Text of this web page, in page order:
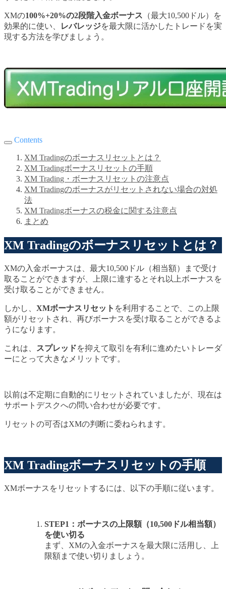
XMの100%+20%の2段階入金ボーナス （最大10,500ドル）を
効果的に使い、
レバレッジを最大限に活かしたトレードを実
現する方法を学びましょう。
Contents
XM Tradingのボーナスリセットとは？
XM Tradingボーナスリセットの手順
XM Trading・ボーナスリセットの注意点
XM Tradingのボーナスがリセットされない場合の対処
法
XM Tradingボーナスの税金に関する注意点
まとめ
XM Tradingのボーナスリセットとは？
XMの入金ボーナスは、最大10,500ドル（相当額）まで受け
取ることができますが、上限に達するとそれ以上ボーナスを
受け取ることができません。
しかし、 XMボーナスリセット を利用することで、この上限
額がリセットされ、再びボーナスを受け取ることができるよ
うになります。
これは、 スプレッドを抑えて取引を有利に進めたいトレーダ
ーにとって大きなメリットです。
以前は不定期に自動的にリセットされていましたが、現在は
サポートデスクへの問い合わせが必要です。
リセットの可否はXMの判断に委ねられます。
XM Tradingボーナスリセットの手順
XMボーナスをリセットするには、以下の手順に従います。
STEP1：ボーナスの上限額（10,500ドル相当額）
を使い切る
まず、XMの入金ボーナスを最大限に活用し、上
限額まで使い切りましょう。